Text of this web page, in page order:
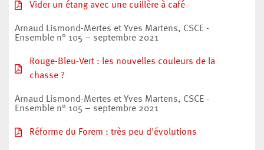
Vider un étang avec une cuillère à café
Arnaud Lismond-Mertes et Yves Martens, CSCE -
Ensemble n° 105 – septembre 2021
Rouge-Bleu-Vert : les nouvelles couleurs de la
chasse ?
Arnaud Lismond-Mertes et Yves Martens, CSCE -
Ensemble n° 105 – septembre 2021
Réforme du Forem : très peu d'évolutions